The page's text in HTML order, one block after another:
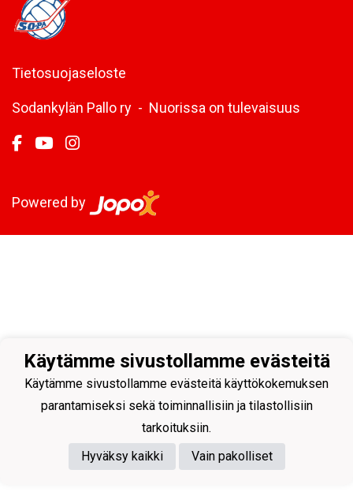
Tietosuojaseloste
Sodankylän Pallo ry - Nuorissa on tulevaisuus
Powered by
Käytämme sivustollamme evästeitä
Käytämme sivustollamme evästeitä käyttökokemuksen
parantamiseksi sekä toiminnallisiin ja tilastollisiin
tarkoituksiin.
Hyväksy kaikki
Vain pakolliset